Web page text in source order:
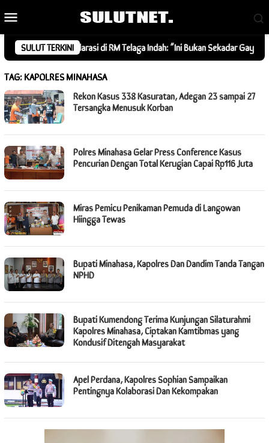
ke
konten
SULUT TERKINI
Deklarasi di RM Telaga Indah: “Ini Bukan Sekadar Gaya, Tapi
TAG:KAPOLRES MINAHASA
Rekon Kasus 338 Kasuratan, Adegan 23 sampai 27
Tersangka Menusuk Korban
Polres Minahasa Gelar Press Conference Kasus
Pencurian Dengan Total Kerugian Capai Rp116 Juta
Miras Pemicu Penikaman Pemuda di Langowan
Hiingga Tewas
Bupati Minahasa, Kapolres Dan Dandim Tanda Tangan
NPHD
Bupati Kumendong Terima Kunjungan Silaturahmi
Kapolres Minahasa, Ciptakan Kamtibmas yang
Kondusif Ditengah Masyarakat
Apel Perdana, Kapolres Sophian Sampaikan
Pentingnya Kolaborasi Dan Kekompakan